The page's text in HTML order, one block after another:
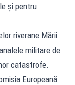
și pentru
riverane Mării
militare de
catastrofe.
Europeană